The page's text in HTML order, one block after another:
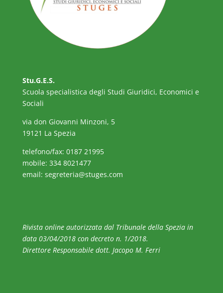
Stu.G.E.S.
Scuola specialistica degli Studi Giuridici, Economici e
Sociali
via don Giovanni Minzoni, 5
19121 La Spezia
telefono/fax: 0187 21995
mobile: 334 8021477
email: segreteria@stuges.com
Rivista online autorizzata dal Tribunale della Spezia in
data 03/04/2018 con decreto n. 1/2018.
Direttore Responsabile dott. Jacopo M. Ferri